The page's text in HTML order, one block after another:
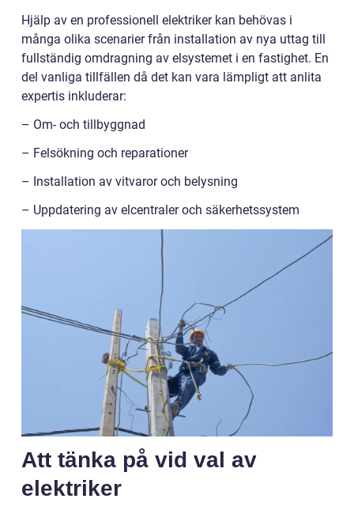
Hjälp av en professionell elektriker kan behövas i
många olika scenarier från installation av nya uttag till
fullständig omdragning av elsystemet i en fastighet. En
del vanliga tillfällen då det kan vara lämpligt att anlita
expertis inkluderar:
– Om- och tillbyggnad
– Felsökning och reparationer
– Installation av vitvaror och belysning
– Uppdatering av elcentraler och säkerhetssystem
Att tänka på vid val av
elektriker